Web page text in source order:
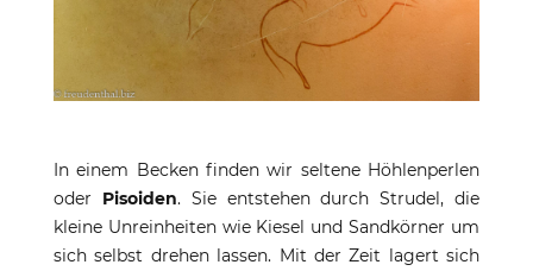
In einem Becken finden wir seltene Höhlenperlen
oder Pisoiden. Sie entstehen durch Strudel, die
kleine Unreinheiten wie Kiesel und Sandkörner um
sich selbst drehen lassen. Mit der Zeit lagert sich